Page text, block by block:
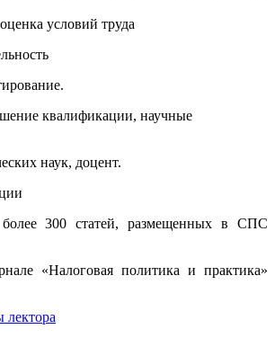
условий труда
квалификации, научные
наук, доцент.
300 статей, размещенных в СПС
«Налоговая политика и практика»
лектора